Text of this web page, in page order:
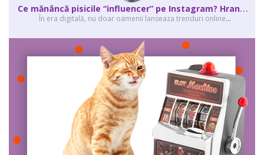
C
e mănâncă pisicile “influencer” pe Instagram? Hrana lor virală
În era digitală, nu doar oamenii lanseaza trenduri online...